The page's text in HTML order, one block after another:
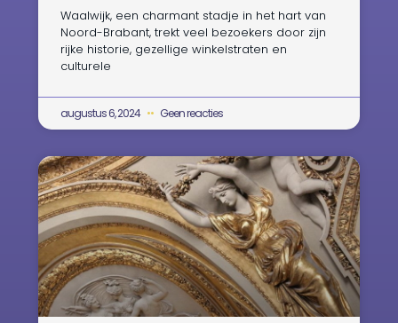
Waalwijk, een charmant stadje in het hart van
Noord-Brabant, trekt veel bezoekers door zijn
rijke historie, gezellige winkelstraten en
culturele
augustus 6, 2024 Geen reacties